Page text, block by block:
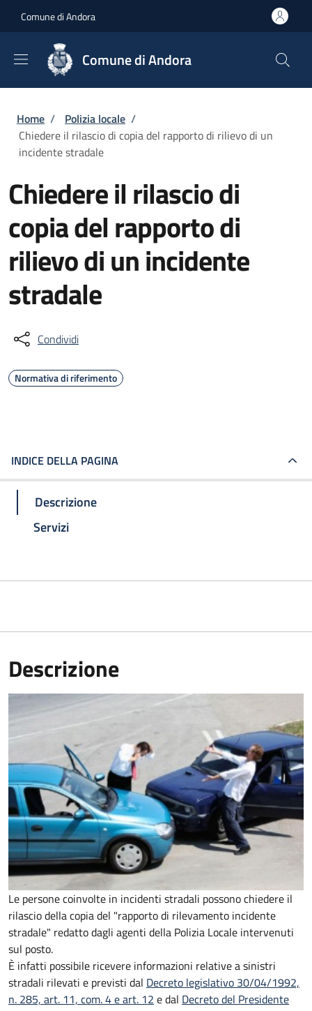
Comune di Andora
Comune di Andora
Briciole di pane
Home / Polizia locale /
Chiedere il rilascio di copia del rapporto di rilievo di un
incidente stradale
Chiedere il rilascio di
copia del rapporto di
rilievo di un incidente
stradale
Condividi
Normativa di riferimento
INDICE DELLA PAGINA
Descrizione
Servizi
Descrizione
Le persone coinvolte in incidenti stradali possono chiedere il
rilascio della copia del "rapporto di rilevamento incidente
stradale" redatto dagli agenti della Polizia Locale intervenuti
sul posto.
È infatti possibile ricevere informazioni relative a sinistri
stradali rilevati e previsti dal Decreto legislativo 30/04/1992,
n. 285, art. 11, com. 4 e art. 12 e dal Decreto del Presidente